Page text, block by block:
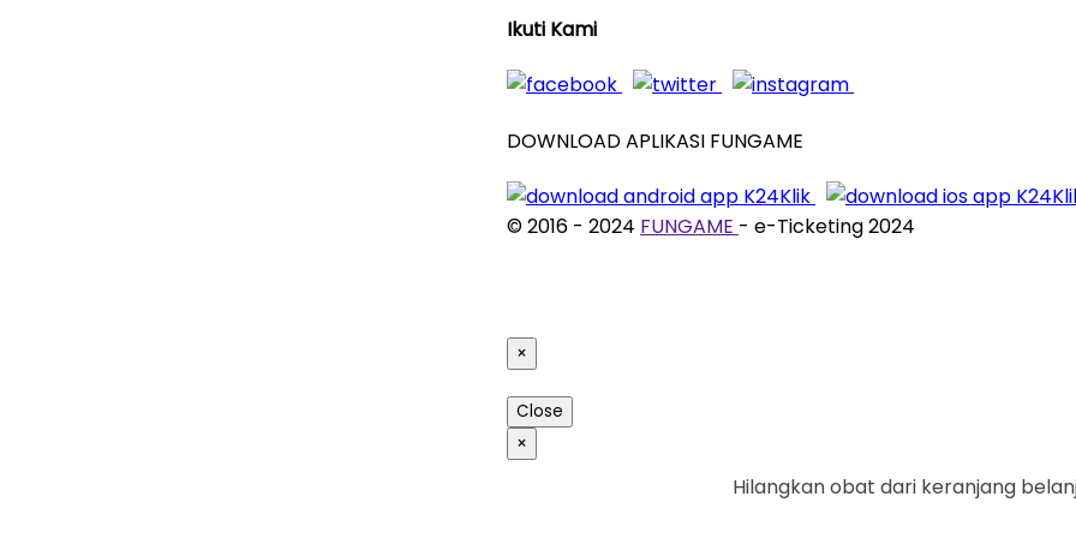
Ikuti Kami
DOWNLOAD APLIKASI FUNGAME
© 2016 - 2024 FUNGAME - e-Ticketing 2024
×
Close
×
Hilangkan obat dari keranjang